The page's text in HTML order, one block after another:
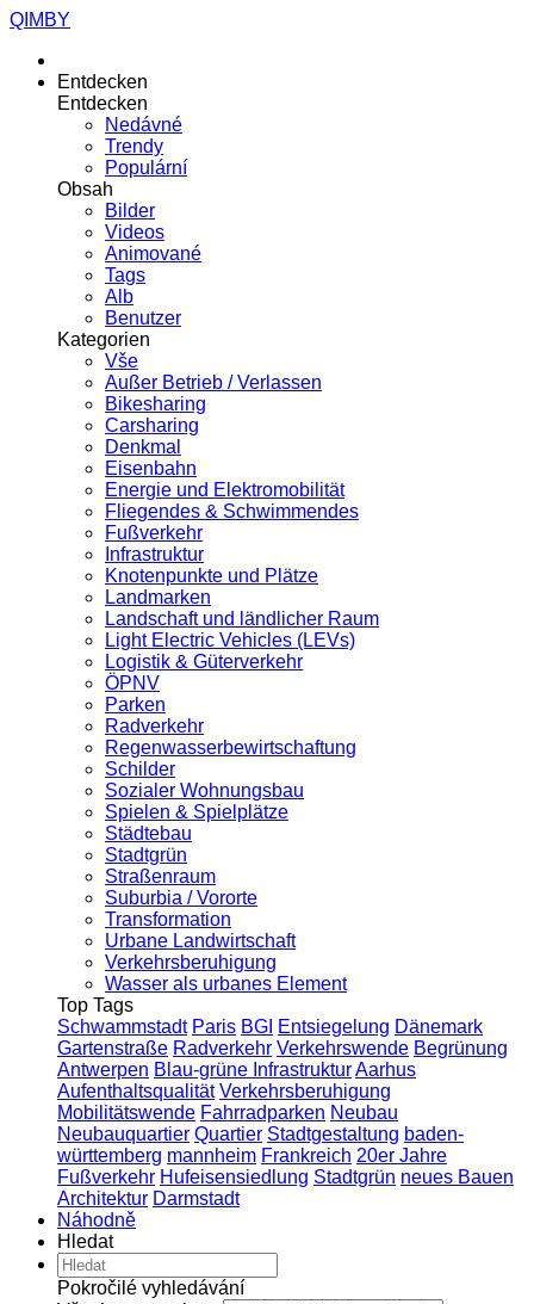
QIMBY
Entdecken
Entdecken
Nedávné
Trendy
Populární
Obsah
Bilder
Videos
Animované
Tags
Alb
Benutzer
Kategorien
Vše
Außer Betrieb / Verlassen
Bikesharing
Carsharing
Denkmal
Eisenbahn
Energie und Elektromobilität
Fliegendes & Schwimmendes
Fußverkehr
Infrastruktur
Knotenpunkte und Plätze
Landmarken
Landschaft und ländlicher Raum
Light Electric Vehicles (LEVs)
Logistik & Güterverkehr
ÖPNV
Parken
Radverkehr
Regenwasserbewirtschaftung
Schilder
Sozialer Wohnungsbau
Spielen & Spielplätze
Städtebau
Stadtgrün
Straßenraum
Suburbia / Vororte
Transformation
Urbane Landwirtschaft
Verkehrsberuhigung
Wasser als urbanes Element
Top Tags
Schwammstadt Paris BGI Entsiegelung Dänemark
Gartenstraße Radverkehr Verkehrswende Begrünung
Antwerpen Blau-grüne InfrastrukturAarhus
Aufenthaltsqualität Verkehrsberuhigung
Mobilitätswende Fahrradparken Neubau
Neubauquartier Quartier Stadtgestaltung baden-
württemberg mannheim Frankreich 20er Jahre
Fußverkehr Hufeisensiedlung Stadtgrün neues Bauen
Architektur Darmstadt
Náhodně
Hledat
Pokročilé vyhledávání